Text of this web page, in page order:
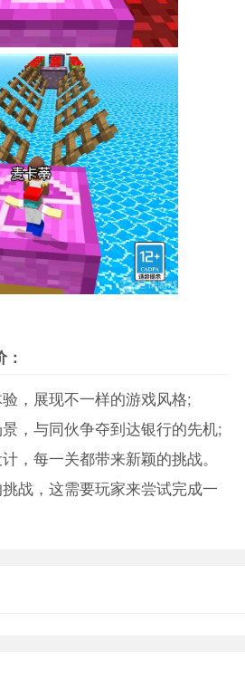
，展现不一样的游戏风格;
，与同伙争夺到达银行的先机;
，每一关都带来新颖的挑战。
战，这需要玩家来尝试完成一